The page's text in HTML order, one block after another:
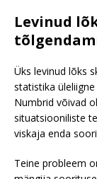
Levinud
Üks levinud lõks
statistika
Numbrid võivad
situatsiooniliste
viskaja enda
Teine probleem